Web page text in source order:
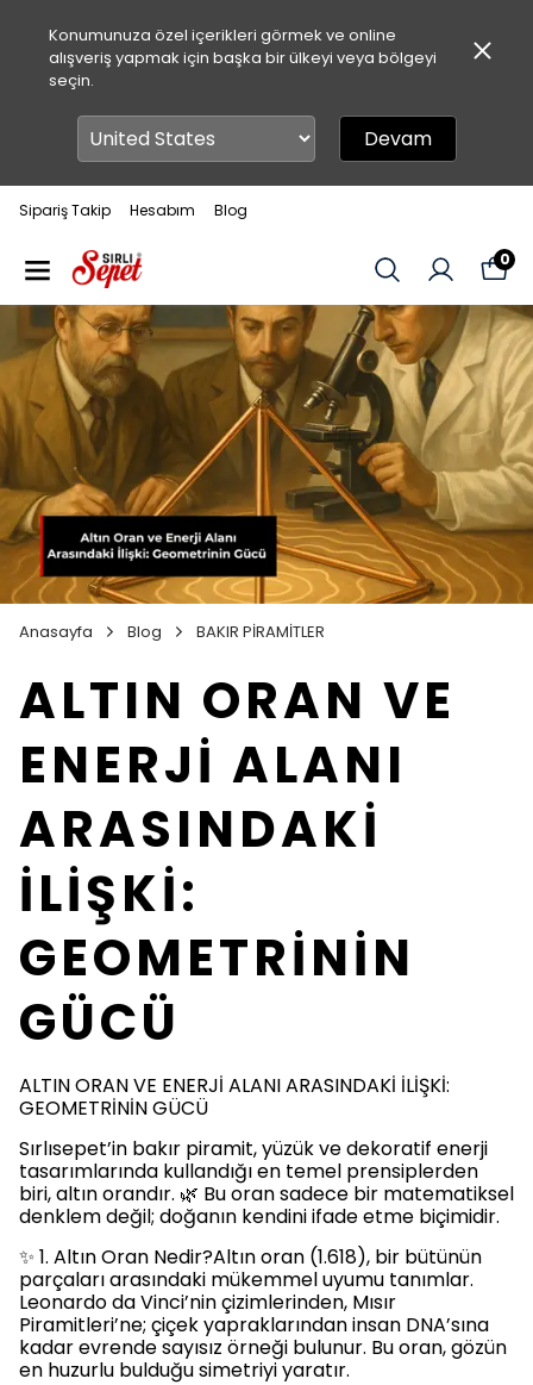
Konumunuza özel içerikleri görmek ve online
alışveriş yapmak için başka bir ülkeyi veya bölgeyi
seçin.
Devam
Sipariş Takip Hesabım Blog
0
Anasayfa Blog BAKIR PİRAMİTLER
ALTIN ORAN VE
ENERJİ ALANI
ARASINDAKİ
İLİŞKİ:
GEOMETRİNİN
GÜCÜ
ALTIN ORAN VE ENERJİ ALANI ARASINDAKİ İLİŞKİ:
GEOMETRİNİN GÜCÜ
Sırlısepet’in bakır piramit, yüzük ve dekoratif enerji
tasarımlarında kullandığı en temel prensiplerden
biri, altın orandır. 🌿 Bu oran sadece bir matematiksel
denklem değil; doğanın kendini ifade etme biçimidir.
✨ 1. Altın Oran Nedir?Altın oran (1.618), bir bütünün
parçaları arasındaki mükemmel uyumu tanımlar.
Leonardo da Vinci’nin çizimlerinden, Mısır
Piramitleri’ne; çiçek yapraklarından insan DNA’sına
kadar evrende sayısız örneği bulunur. Bu oran, gözün
en huzurlu bulduğu simetriyi yaratır.